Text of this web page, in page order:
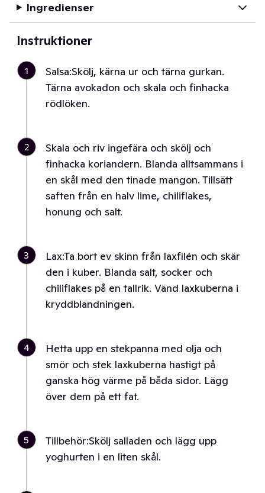
Ingredienser
Instruktioner
1
Salsa:Skölj, kärna ur och tärna gurkan.
Tärna avokadon och skala och finhacka
rödlöken.
2
Skala och riv ingefära och skölj och
finhacka koriandern. Blanda alltsammans i
en skål med den tinade mangon. Tillsätt
saften från en halv lime, chiliflakes,
honung och salt.
3
Lax:Ta bort ev skinn från laxfilén och skär
den i kuber. Blanda salt, socker och
chiliflakes på en tallrik. Vänd laxkuberna i
kryddblandningen.
4
Hetta upp en stekpanna med olja och
smör och stek laxkuberna hastigt på
ganska hög värme på båda sidor. Lägg
över dem på ett fat.
5
Tillbehör:Skölj salladen och lägg upp
yoghurten i en liten skål.